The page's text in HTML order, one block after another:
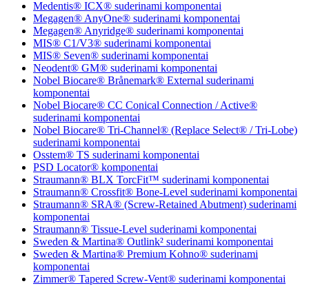
Medentis® ICX® suderinami komponentai
Megagen® AnyOne® suderinami komponentai
Megagen® Anyridge® suderinami komponentai
MIS® C1/V3® suderinami komponentai
MIS® Seven® suderinami komponentai
Neodent® GM® suderinami komponentai
Nobel Biocare® Brånemark® External suderinami
komponentai
Nobel Biocare® CC Conical Connection / Active®
suderinami komponentai
Nobel Biocare® Tri-Channel® (Replace Select® / Tri-Lobe)
suderinami komponentai
Osstem® TS suderinami komponentai
PSD Locator® komponentai
Straumann® BLX TorcFit™ suderinami komponentai
Straumann® Crossfit® Bone-Level suderinami komponentai
Straumann® SRA® (Screw-Retained Abutment) suderinami
komponentai
Straumann® Tissue-Level suderinami komponentai
Sweden & Martina® Outlink² suderinami komponentai
Sweden & Martina® Premium Kohno® suderinami
komponentai
Zimmer® Tapered Screw-Vent® suderinami komponentai